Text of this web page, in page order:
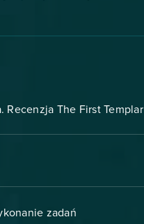
Recenzja The First Templar
zadań